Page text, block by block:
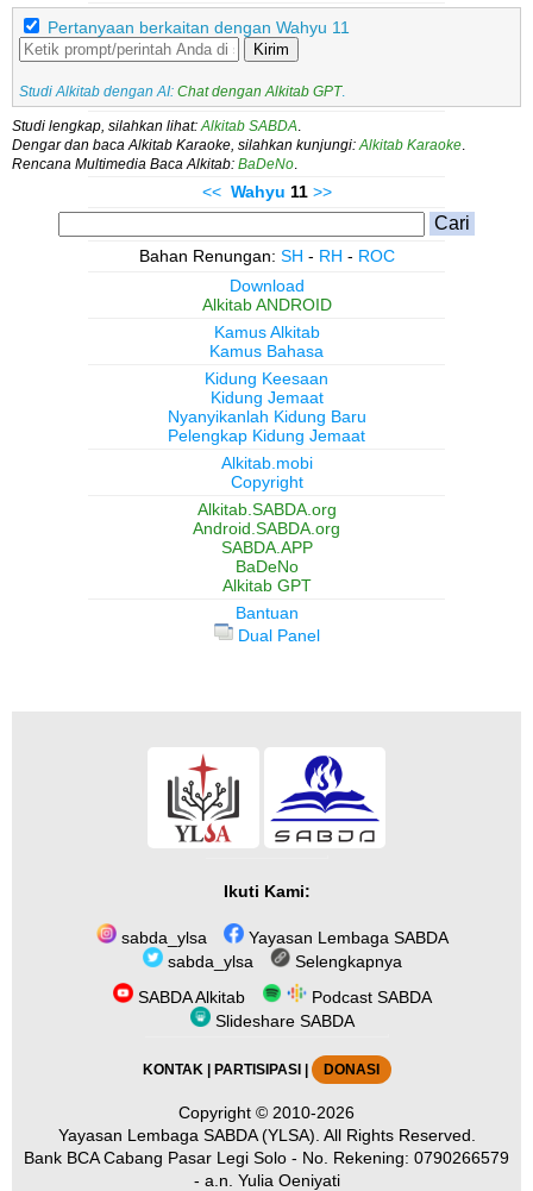
Pertanyaan berkaitan dengan Wahyu 11
Kirim
Studi Alkitab dengan AI: Chat dengan Alkitab GPT.
Studi lengkap, silahkan lihat: Alkitab SABDA
Dengar dan baca Alkitab Karaoke, silahkan kunjungi: Alkitab Karaoke
Rencana Multimedia Baca Alkitab: BaDeNo
<< Wahyu 11 >>
Bahan Renungan: SH - RH - ROC
Download
Alkitab ANDROID
Kamus Alkitab
Kamus Bahasa
Kidung Keesaan
Kidung Jemaat
Nyanyikanlah Kidung Baru
Pelengkap Kidung Jemaat
Alkitab.mobi
Copyright
Alkitab.SABDA.org
Android.SABDA.org
SABDA.APP
BaDeNo
Alkitab GPT
Bantuan
Dual Panel
Ikuti Kami:
sabda_ylsa
Yayasan Lembaga SABDA
sabda_ylsa
Selengkapnya
SABDA Alkitab
Podcast SABDA
Slideshare SABDA
KONTAK| PARTISIPASI DONASI
Copyright © 2010-2026
Yayasan Lembaga SABDA (YLSA). All Rights Reserved.
Bank BCA Cabang Pasar Legi Solo - No. Rekening: 0790266579
- a.n. Yulia Oeniyati